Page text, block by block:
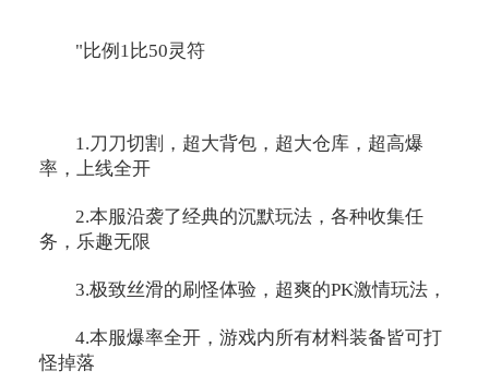
"比例1比50灵符
1.刀刀切割，超大背包，超大仓库，超高爆
率，上线全开
2.本服沿袭了经典的沉默玩法，各种收集任
务，乐趣无限
3.极致丝滑的刷怪体验，超爽的PK激情玩法，
4.本服爆率全开，游戏内所有材料装备皆可打
怪掉落